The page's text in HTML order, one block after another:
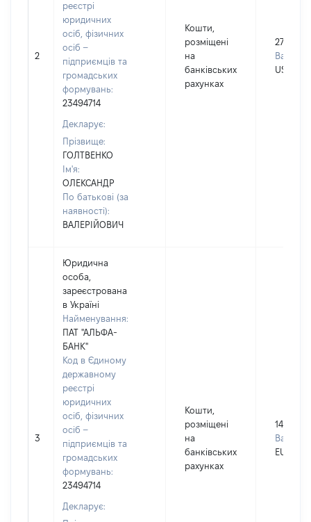
2
реєстрі
юридичних
осіб, фізичних
осіб –
підприємців та
громадських
формувань:
23494714
Декларує:
Прізвище:
ГОЛТВЕНКО
Ім'я:
ОЛЕКСАНДР
По батькові (за
наявності):
ВАЛЕРІЙОВИЧ
Кошти,
розміщені
на
банківських
рахунках
27660
Валюта:
USD
3
Юридична
особа,
зареєстрована
в Україні
Найменування:
ПАТ "АЛЬФА-
БАНК"
Код в Єдиному
державному
реєстрі
юридичних
осіб, фізичних
осіб –
підприємців та
громадських
формувань:
23494714
Декларує:
Кошти,
розміщені
на
банківських
рахунках
14681
Валюта:
EUR